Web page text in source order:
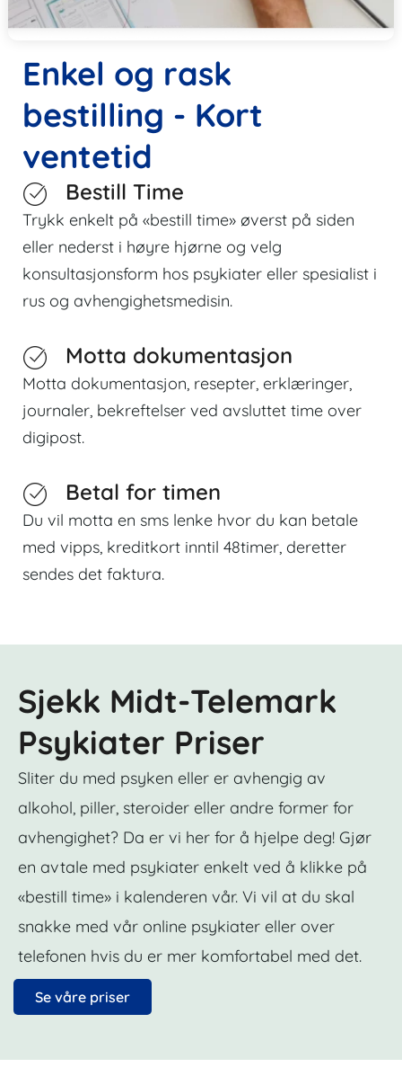
Enkel og rask
bestilling - Kort
ventetid
Bestill Time
Trykk enkelt på «bestill time» øverst på siden
eller nederst i høyre hjørne og velg
konsultasjonsform hos psykiater eller spesialist i
rus og avhengighetsmedisin.
Motta dokumentasjon
Motta dokumentasjon, resepter, erklæringer,
journaler, bekreftelser ved avsluttet time over
digipost.
Betal for timen
Du vil motta en sms lenke hvor du kan betale
med vipps, kreditkort inntil 48timer, deretter
sendes det faktura.
Sjekk Midt-Telemark
Psykiater Priser
Sliter du med psyken eller er avhengig av
alkohol, piller, steroider eller andre former for
avhengighet? Da er vi her for å hjelpe deg! Gjør
en avtale med psykiater enkelt ved å klikke på
«bestill time» i kalenderen vår. Vi vil at du skal
snakke med vår online psykiater eller over
telefonen hvis du er mer komfortabel med det.
Se våre priser